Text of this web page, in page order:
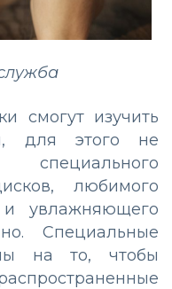
смогут изучить
для этого не
любимого
увлажняющего
Специальные
на то, чтобы